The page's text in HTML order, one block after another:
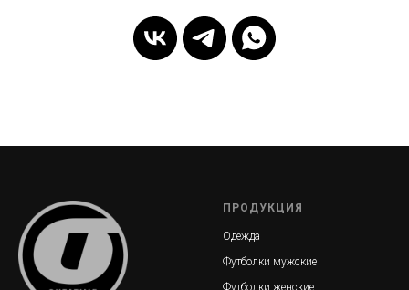
ПРОДУКЦИЯ
Одежда
Футболки мужские
Футболки женские